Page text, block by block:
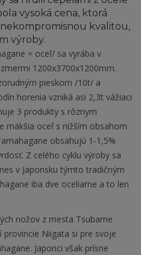
vysoká cena, ktorá
kvalitou,
výroby.
= oceľ/ sa vyrába v
1200x3700x1200mm.
pieskom /10t/ a
horenia vzniká asi 2,3t vážiaci
3 produkty s rôznym
mäkšia oceľ s nižším obsahom
obsahujú 1-1,5%
Z celého cyklu výroby sa
v Japonsku týmto tradičným
iba dve oceliarne a to len
nožov z mesta Tsubame
Niigata si pre svoje
Japonci však prísne